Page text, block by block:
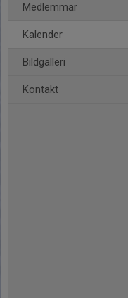
Medlemmar
Kalender
Bildgalleri
Kontakt